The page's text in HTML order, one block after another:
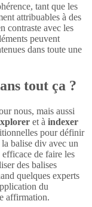
tant que les
attribuables à des
contraste avec les
peuvent
dans toute une
tout ça ?
nous, mais aussi
et à indexer
pour définir
balise div avec un
de faire les
des balises
quelques experts
du
affirmation.